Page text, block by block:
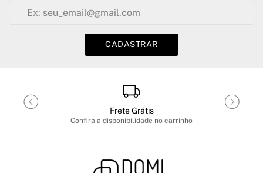
CADASTRAR
Frete Grátis
Confira a disponibilidade no carrinho